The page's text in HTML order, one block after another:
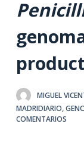
o
e
n
MIGUEL
MADRIDIARIO,
COMENTARIOS